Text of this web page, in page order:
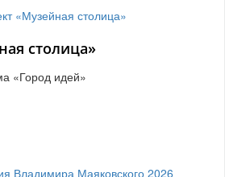
столица»
«Город идей»